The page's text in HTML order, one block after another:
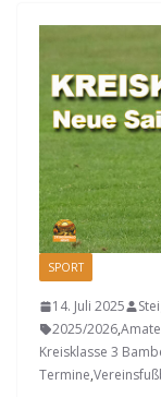
SPORT
14. Juli 2025
2025/2026,
Kreisklasse 3
Termine,